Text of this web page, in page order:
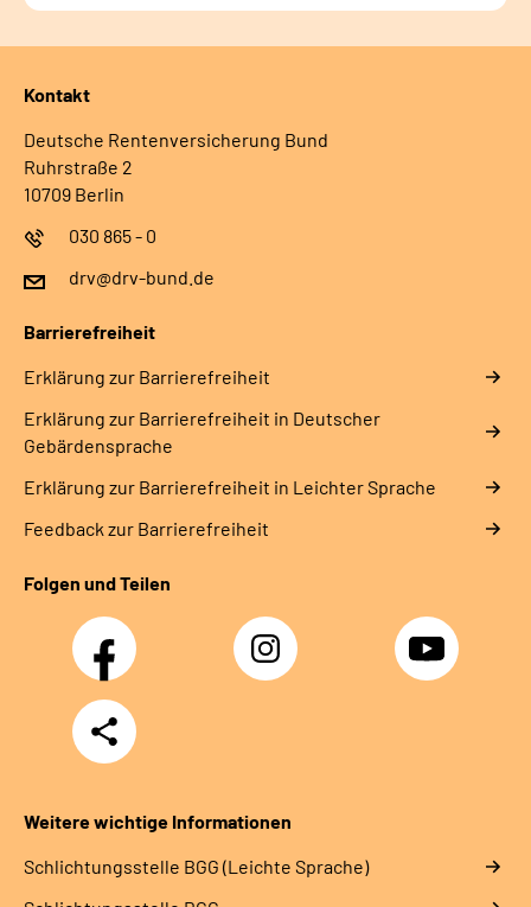
Kontakt
Deutsche Rentenversicherung Bund
Ruhrstraße 2
10709 Berlin
030 865 - 0
drv@drv-bund.de
Barrierefreiheit
Erklärung zur Barrierefreiheit
Erklärung zur Barrierefreiheit in Deutscher
Gebärdensprache
Erklärung zur Barrierefreiheit in Leichter Sprache
Feedback zur Barrierefreiheit
Folgen und Teilen
Facebook Instagram YouTube
Teilen
Weitere wichtige Informationen
Schlich­tungs­stel­le BGG (Leichte Sprache)